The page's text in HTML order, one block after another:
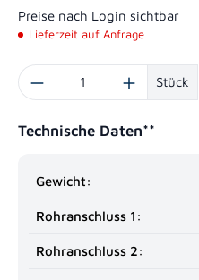
Preise nach Login sichtbar
Lieferzeit auf Anfrage
Produkt Anzahl: Gib den gewünschten
Stück
Technische Daten**
Gewicht:
Rohranschluss 1:
Rohranschluss 2: